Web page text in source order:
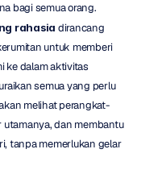
bagi semua orang.
rahasia dirancang
untuk memberi
ke dalam aktivitas
semua yang perlu
melihat perangkat-
dan membantu
tanpa memerlukan gelar